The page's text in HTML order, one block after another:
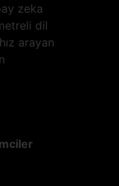
zeka
dil
arayan